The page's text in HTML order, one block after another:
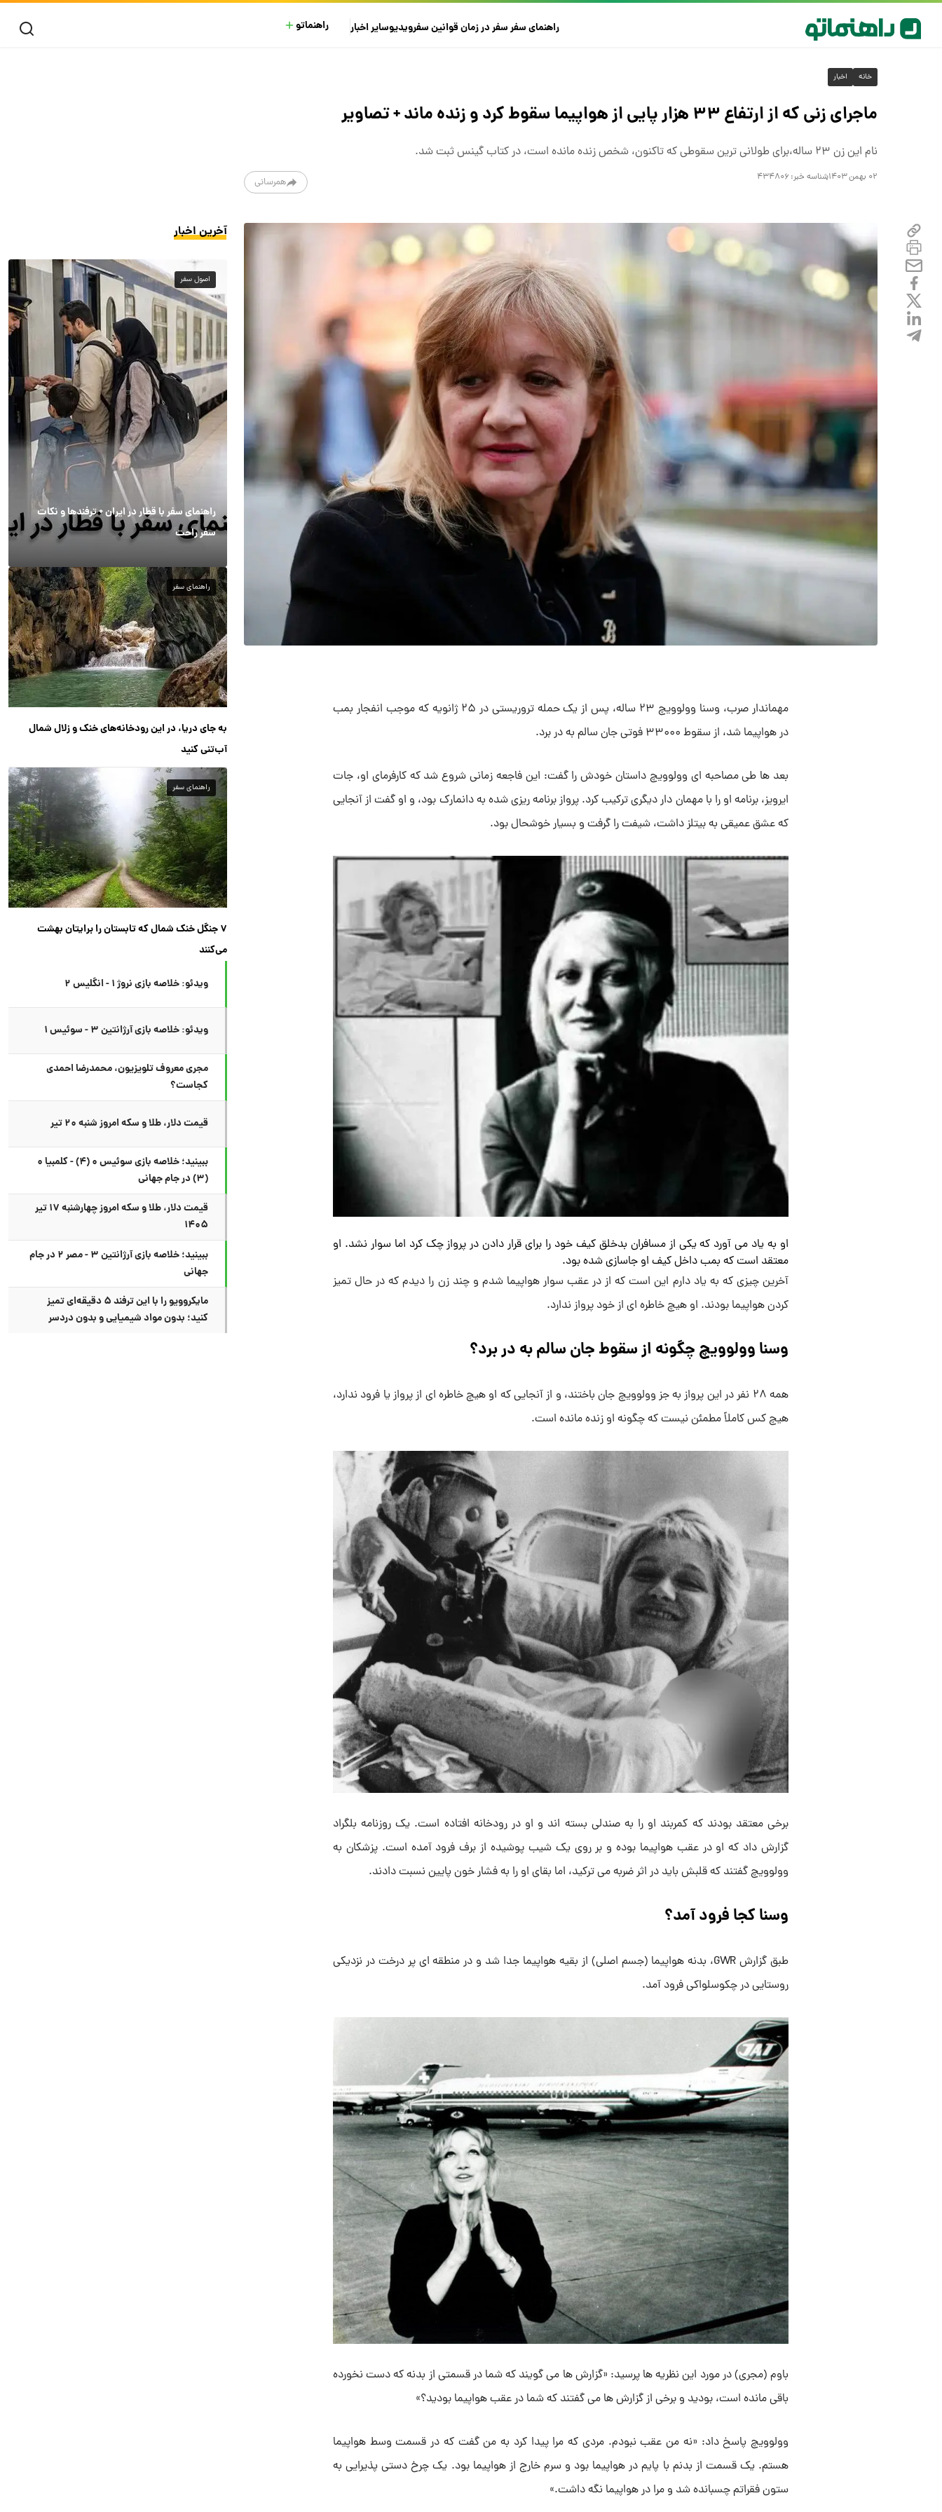
راهنمای سفرسفر در زمانقوانین سفرویدیوسایراخبار راهنماتو
خانه اخبار
ماجرای زنی که از ارتفاع ۳۳ هزار پایی از هواپیما سقوط کرد و زنده ماند + تصاویر
نام این زن ۲۳ ساله،برای طولانی ترین سقوطی که تاکنون، شخص زنده مانده است، در کتاب گینس ثبت شد.
۰۲ بهمن ۱۴۰۳ شناسه خبر: ۴۳۴۸۰۶ همرسانی
مهماندار صرب، وسنا وولوویچ ۲۳ ساله، پس از یک حمله تروریستی در ۲۵ ژانویه که موجب انفجار بمب
در هواپیما شد، از سقوط ۳۳۰۰۰ فوتی جان سالم به در برد.
بعد ها طی مصاحبه ای وولوویچ داستان خودش را گفت: این فاجعه زمانی شروع شد که کارفرمای او، جات
ایرویز، برنامه او را با مهمان دار دیگری ترکیب کرد. پرواز برنامه ریزی شده به دانمارک بود، و او گفت از آنجایی
که عشق عمیقی به بیتلز داشت، شیفت را گرفت و بسیار خوشحال بود.
او به یاد می آورد که یکی از مسافران بدخلق کیف خود را برای قرار دادن در پرواز چک کرد اما سوار نشد. او
معتقد است که بمب داخل کیف او جاسازی شده بود.
آخرین چیزی که به یاد دارم این است که از در عقب سوار هواپیما شدم و چند زن را دیدم که در حال تمیز
کردن هواپیما بودند. او هیچ خاطره ای از خود پرواز ندارد.
وسنا وولوویچ چگونه از سقوط جان سالم به در برد؟
همه ۲۸ نفر در این پرواز به جز وولوویچ جان باختند، و از آنجایی که او هیچ خاطره ای از پرواز یا فرود ندارد،
هیچ کس کاملاً مطمئن نیست که چگونه او زنده مانده است.
برخی معتقد بودند که کمربند او را به صندلی بسته اند و او در رودخانه افتاده است. یک روزنامه بلگراد
گزارش داد که او در عقب هواپیما بوده و بر روی یک شیب پوشیده از برف فرود آمده است. پزشکان به
وولوویچ گفتند که قلبش باید در اثر ضربه می ترکید، اما بقای او را به فشار خون پایین نسبت دادند.
وسنا کجا فرود آمد؟
طبق گزارش GWR، بدنه هواپیما (جسم اصلی) از بقیه هواپیما جدا شد و در منطقه ای پر درخت در نزدیکی
روستایی در چکوسلواکی فرود آمد.
باوم (مجری) در مورد این نظریه ها پرسید: «گزارش ها می گویند که شما در قسمتی از بدنه که دست نخورده
باقی مانده است، بودید و برخی از گزارش ها می گفتند که شما در عقب هواپیما بودید؟»
وولوویچ پاسخ داد: «نه من عقب نبودم. مردی که مرا پیدا کرد به من گفت که در قسمت وسط هواپیما
هستم. یک قسمت از بدنم با پایم در هواپیما بود و سرم خارج از هواپیما بود. یک چرخ دستی پذیرایی به
ستون فقراتم چسبانده شد و مرا در هواپیما نگه داشت.»
آخرین اخبار
اصول سفر
راهنمای سفر با قطار در ایران + ترفندها و نکات
سفر راحت
راهنمای سفر
به جای دریا، در این رودخانه‌های خنک و زلال شمال
آب‌تنی کنید
راهنمای سفر
۷ جنگل خنک شمال که تابستان را برایتان بهشت
می‌کنند
ویدئو: خلاصه بازی نروژ ۱ - انگلیس ۲
ویدئو: خلاصه بازی آرژانتین ۳ - سوئیس ۱
مجری معروف تلویزیون، محمدرضا احمدی
کجاست؟
قیمت دلار، طلا و سکه امروز شنبه ۲۰ تیر
ببینید؛ خلاصه بازی سوئیس ۰ (۴) - کلمبیا ۰
(۳) در جام جهانی
قیمت دلار، طلا و سکه امروز چهارشنبه ۱۷ تیر
۱۴۰۵
ببینید؛ خلاصه بازی آرژانتین ۳ - مصر ۲ در جام
جهانی
مایکروویو را با این ترفند ۵ دقیقه‌ای تمیز
کنید؛ بدون مواد شیمیایی و بدون دردسر